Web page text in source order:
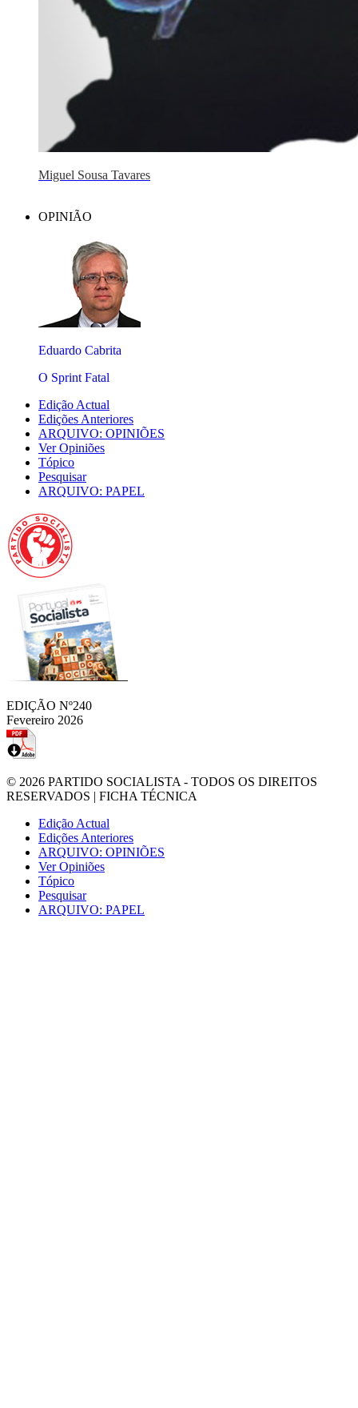
Miguel Sousa Tavares
OPINIÃO
Eduardo Cabrita
O Sprint Fatal
Edição Actual
Edições Anteriores
ARQUIVO: OPINIÕES
Ver Opiniões
Tópico
Pesquisar
ARQUIVO: PAPEL
EDIÇÃO Nº240
Fevereiro 2026
© 2026 PARTIDO SOCIALISTA - TODOS OS DIREITOS
RESERVADOS | FICHA TÉCNICA
Edição Actual
Edições Anteriores
ARQUIVO: OPINIÕES
Ver Opiniões
Tópico
Pesquisar
ARQUIVO: PAPEL